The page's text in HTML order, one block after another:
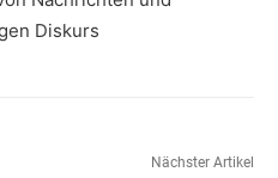
Diskurs
Nächster Artikel